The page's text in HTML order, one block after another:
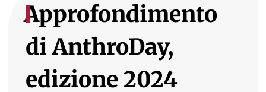
Approfondimento
di AnthroDay,
edizione 2024